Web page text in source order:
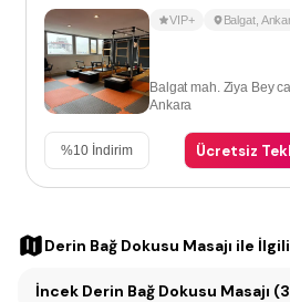
VIP+ Balgat,
Balgat mah. Ziya Bey
Ankara
%10 İndirim Ücretsiz
Derin Bağ Dokusu Masajı ile
İncek Derin Bağ Dokusu Masajı